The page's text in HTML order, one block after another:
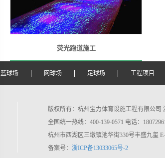
荧光跑道施工
篮球场 网球场 足球场 工程项目
版权所有：杭州宝力体育设施工程有限公司
全国统一热线：400-139-0571 电话：
杭州市西湖区三墩镇池华街330号丰盛九玺 E-
备案号： 浙ICP备13033065号-2